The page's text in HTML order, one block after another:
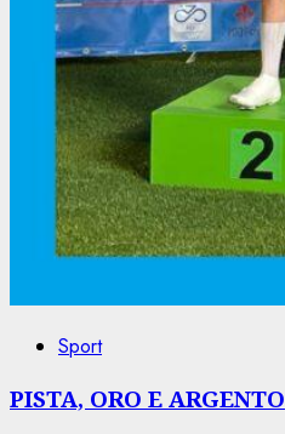
Sport
PISTA, ORO E ARGENTO